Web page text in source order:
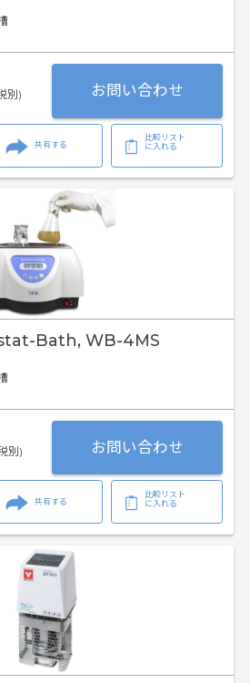
別) お問い合わせ
共有する
比較リスト
に入れる
Bath, WB-4MS
別) お問い合わせ
共有する
比較リスト
に入れる